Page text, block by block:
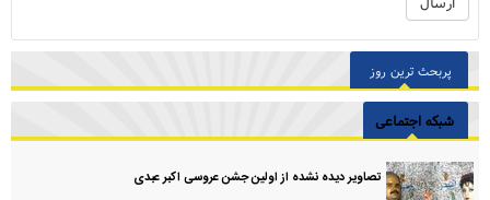
پربحث ترین روز
شبکه اجتماعی
تصاویر دیده نشده از اولین جشن عروسی اکبر عبدی